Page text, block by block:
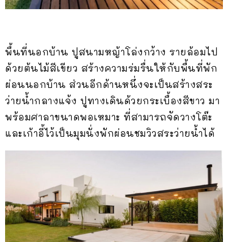
พื้นที่นอกบ้าน ปูสนามหญ้าโล่งกว้าง รายล้อมไป
ด้วยต้นไม้สีเขียว สร้างความร่มรื่นให้กับพื้นที่พัก
ผ่อนนอกบ้าน ส่วนอีกด้านหนึ่งจะเป็นสร้างสระ
ว่ายน้ำกลางแจ้ง ปูทางเดินด้วยกระเบื้องสีขาว มา
พร้อมศาลาขนาดพอเหมาะ ที่สามารถจัดวางโต๊ะ
และเก้าอี้ไว้เป็นมุมนั่งพักผ่อนชมวิวสระว่ายน้ำได้